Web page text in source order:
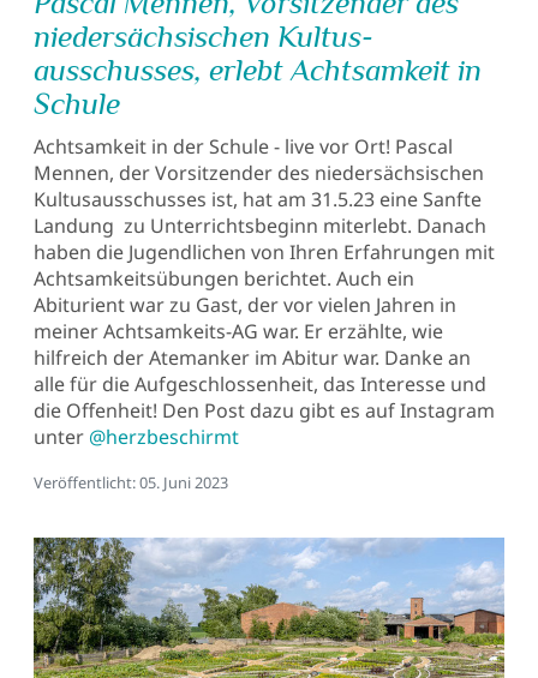
nieder­sächsischen Kultus­
ausschusses, erlebt Achtsam­keit in
Schule
Achtsamkeit in der Schule - live vor Ort! Pascal
Mennen, der Vorsitzender des niedersächsischen
Kultusausschusses ist, hat am 31.5.23 eine Sanfte
Landung zu Unterrichtsbeginn miterlebt. Danach
haben die Jugendlichen von Ihren Erfahrungen mit
Achtsamkeitsübungen berichtet. Auch ein
Abiturient war zu Gast, der vor vielen Jahren in
meiner Achtsamkeits-AG war. Er erzählte, wie
hilfreich der Atemanker im Abitur war. Danke an
alle für die Aufgeschlossenheit, das Interesse und
die Offenheit! Den Post dazu gibt es auf Instagram
unter @herzbeschirmt
Details
Veröffentlicht: 05. Juni 2023